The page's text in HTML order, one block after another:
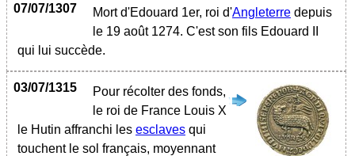
07/07/1307 Mort d'Edouard 1er, roi d'Angleterre depuis
le 19 août 1274. C'est son fils Edouard II
qui lui succède.
03/07/1315
Pour récolter des fonds,
le roi de France Louis X
le Hutin affranchi les esclaves qui
touchent le sol français, moyennant